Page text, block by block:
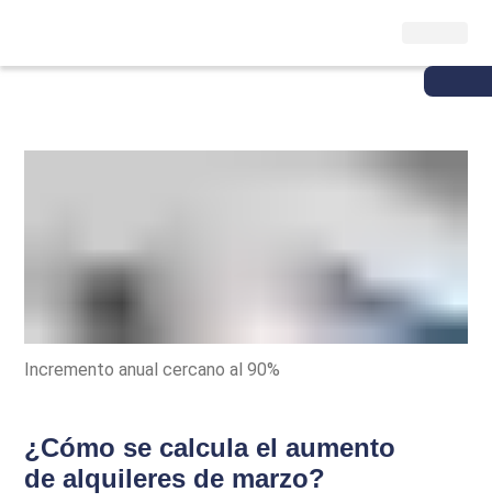
Incremento anual cercano al 90%
¿Cómo se calcula el aumento
de alquileres de marzo?